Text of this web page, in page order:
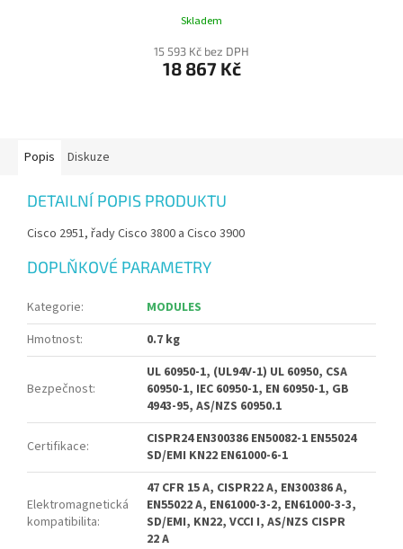
Skladem
15 593 Kč bez DPH
18 867 Kč
Popis Diskuze
DETAILNÍ POPIS PRODUKTU
Cisco 2951, řady Cisco 3800 a Cisco 3900
DOPLŇKOVÉ PARAMETRY
Kategorie:
MODULES
Hmotnost: 0.7 kg
Bezpečnost:
UL 60950-1, (UL94V-1) UL 60950, CSA
60950-1, IEC 60950-1, EN 60950-1, GB
4943-95, AS/NZS 60950.1
Certifikace:
CISPR24 EN300386 EN50082-1 EN55024
SD/EMI KN22 EN61000-6-1
Elektromagnetická
kompatibilita:
47 CFR 15 A, CISPR22 A, EN300386 A,
EN55022 A, EN61000-3-2, EN61000-3-3,
SD/EMI, KN22, VCCI I, AS/NZS CISPR
22 A